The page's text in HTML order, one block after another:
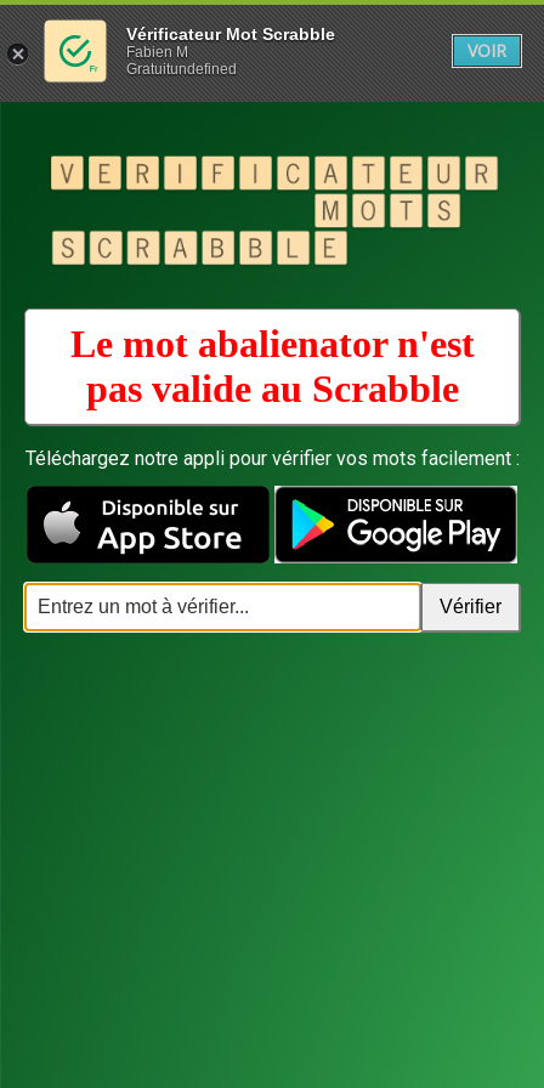
Le mot abalienator n'est
pas valide au Scrabble
Téléchargez notre appli pour vérifier vos mots facilement :
Vérificateur Mot Scrabble
Fabien M
Gratuitundefined
VOIR